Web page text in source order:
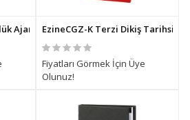
AjandaEzineCGZ-K Terzi Dikiş Tarihsiz
Fiyatları Görmek İçin Üye
Olunuz!